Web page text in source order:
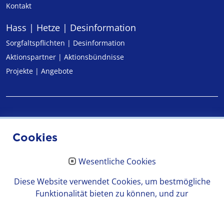
Kontakt
Hass | Hetze | Desinformation
Sorgfaltspflichten | Desinformation
Aktionspartner | Aktionsbündnisse
Projekte | Angebote
Cookies
Wesentliche Cookies
Diese Website verwendet Cookies, um bestmögliche
Funktionalität bieten zu können, und zur